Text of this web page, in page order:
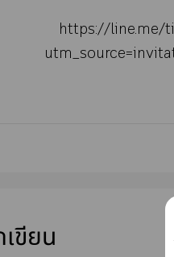
https://line.me/
ขียน